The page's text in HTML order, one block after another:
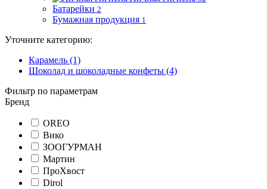
Батарейки 2
Бумажная продукция 1
Уточните категорию:
Карамель (1)
Шоколад и шоколадные конфеты (4)
Фильтр по параметрам
Бренд
OREO
Вико
ЗООГУРМАН
Мартин
ПроХвост
Dirol